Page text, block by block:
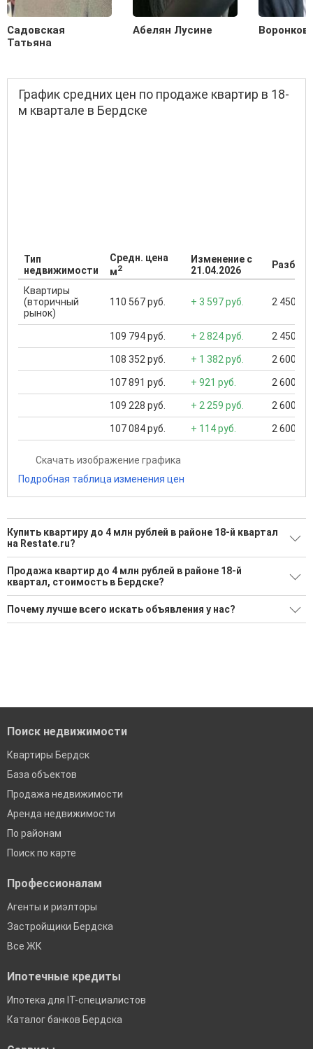
Садовская
Татьяна
Абелян Лусине
График средних цен по продаже квартир в 18-
м квартале в Бердске
Тип
недвижимости
Средн. цена
м2
Изменение с
21.04.2026
Квартиры
(вторичный
рынок)
110 567 руб. + 3 597 руб. 2 450
109 794 руб. + 2 824 руб. 2 450
108 352 руб. + 1 382 руб. 2 600
107 891 руб. + 921 руб. 2 600
109 228 руб. + 2 259 руб. 2 600
107 084 руб. + 114 руб. 2 600
Скачать изображение графика
Подробная таблица изменения цен
Купить квартиру до 4 млн рублей в районе 18-й квартал
на Restate.ru?
Поможем Купить квартиру до 4 млн рублей в районе 18-й
квартал?
Воспользуйтесь нашим поиском по новостройкам, для
подбора подходящего вам варианта
Продажа квартир до 4 млн рублей в районе 18-й
квартал, стоимость в Бердске?
Минимальная цена: 3 600 000 Р. Максимальная цена: 3 600
000 Р; Средняя: 3 600 000 Р
Почему лучше всего искать объявления у нас?
Поиск недвижимости
Квартиры Бердск
База объектов
Продажа недвижимости
Аренда недвижимости
По районам
Поиск по карте
Профессионалам
Агенты и риэлторы
Застройщики Бердска
Все ЖК
Ипотечные кредиты
Ипотека для IT-специалистов
Каталог банков Бердска